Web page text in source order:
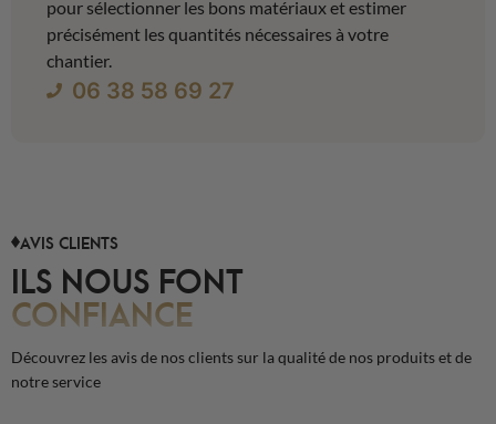
pour sélectionner les bons matériaux et estimer
précisément les quantités nécessaires à votre
chantier.
06 38 58 69 27
AVIS CLIENTS
ILS NOUS FONT
CONFIANCE
Découvrez les avis de nos clients sur la qualité de nos produits et de
notre service